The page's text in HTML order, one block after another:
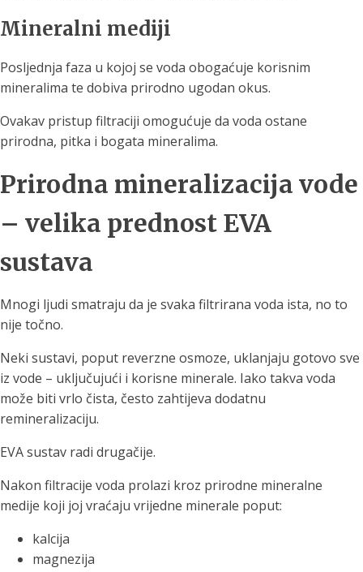
Mineralni mediji
Posljednja faza u kojoj se voda obogaćuje korisnim
mineralima te dobiva prirodno ugodan okus.
Ovakav pristup filtraciji omogućuje da voda ostane
prirodna, pitka i bogata mineralima.
Prirodna mineralizacija vode
– velika prednost EVA
sustava
Mnogi ljudi smatraju da je svaka filtrirana voda ista, no to
nije točno.
Neki sustavi, poput reverzne osmoze, uklanjaju gotovo sve
iz vode – uključujući i korisne minerale. Iako takva voda
može biti vrlo čista, često zahtijeva dodatnu
remineralizaciju.
EVA sustav radi drugačije.
Nakon filtracije voda prolazi kroz prirodne mineralne
medije koji joj vraćaju vrijedne minerale poput:
kalcija
magnezija